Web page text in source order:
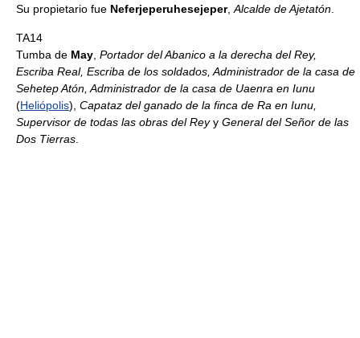
Su propietario fue Neferjeperuhesejeper,Alcalde de Ajetatón.
TA14
Tumba de May, Portador del Abanico a la derecha del Rey,
Escriba Real, Escriba de los soldados, Administrador de la casa de
Sehetep Atón, Administrador de la casa de Uaenra en Iunu
(Heliópolis), Capataz del ganado de la finca de Ra en Iunu,
Supervisor de todas las obras del Reyy General del Señor de las
Dos Tierras.